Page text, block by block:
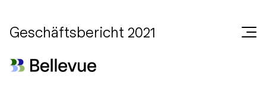
Geschäftsbericht 2021